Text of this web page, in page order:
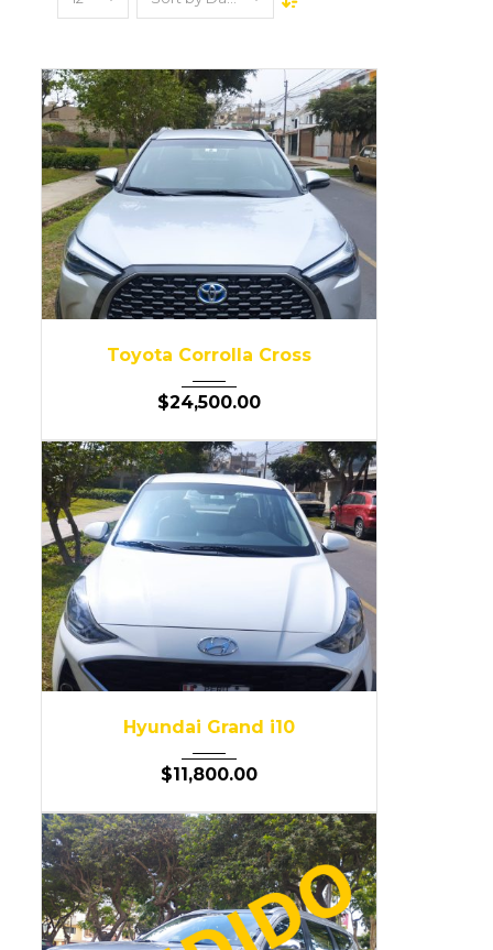
Toyota Corrolla Cross
$24,500.00
Hyundai Grand i10
$11,800.00